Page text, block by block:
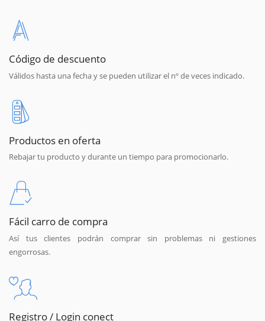
Código de descuento
Válidos hasta una fecha y se pueden utilizar el nº de veces indicado.
Productos en oferta
Rebajar tu producto y durante un tiempo para promocionarlo.
Fácil carro de compra
Así tus clientes podrán comprar sin problemas ni gestiones
engorrosas.
Registro / Login conect